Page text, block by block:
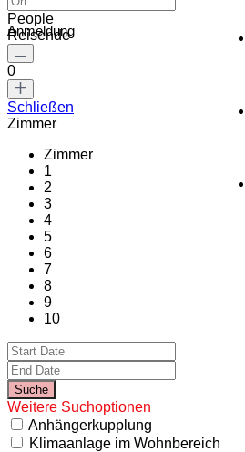
Anmeldung
People
Reisende
0
Schließen
Zimmer
Zimmer
1
2
3
4
5
6
7
8
9
10
Weitere Suchoptionen
Anhängerkupplung
Klimaanlage im Wohnbereich